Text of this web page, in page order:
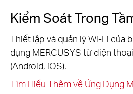
Kiểm Soát Trong
Thiết lập và quản lý Wi-Fi của
dụng MERCUSYS từ điện
(Android, iOS).
Tìm Hiểu Thêm về Ứng Dụng